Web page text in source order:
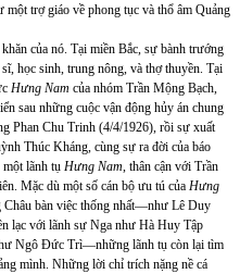
trợ giáo về phong tục và thổ âm Quảng
của nó. Tại miền Bắc, sự bành trướng
học sinh, trung nông, và thợ thuyền. Tại
Hưng Nam của nhóm Trần Mộng Bạch,
sau những cuộc vận động hủy án chung
Phan Chu Trinh (4/4/1926), rồi sự xuất
Thúc Kháng, cùng sự ra đời của báo
lãnh tụ Hưng Nam, thân cận với Trần
Mặc dù một số cán bộ ưu tú của Hưng
Châu bàn việc thống nhất—như Lê Duy
lạc với lãnh sự Nga như Hà Huy Tập
Ngô Đức Trì—những lãnh tụ còn lại tìm
mình. Những lời chỉ trích nặng nề cá